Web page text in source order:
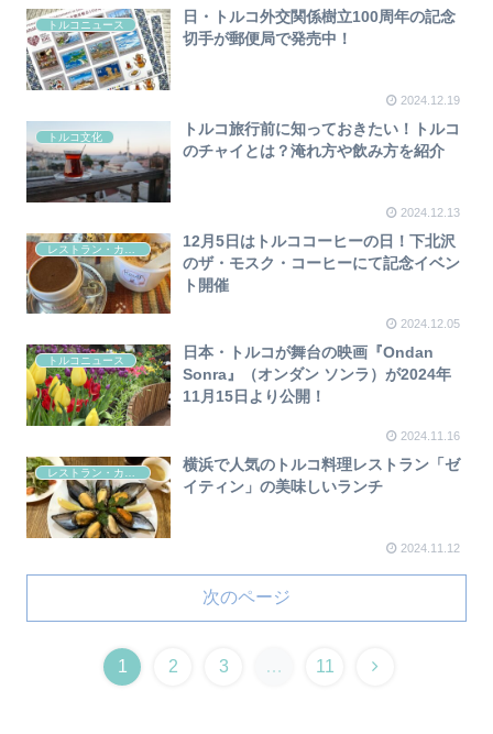
トルコニュース
日・トルコ外交関係樹立100周年の記念
切手が郵便局で発売中！
2024.12.19
トルコ文化
トルコ旅行前に知っておきたい！トルコ
のチャイとは？淹れ方や飲み方を紹介
2024.12.13
12月5日はトルココーヒーの日！下北沢
のザ・モスク・コーヒーにて記念イベン
ト開催
2024.12.05
トルコニュース
日本・トルコが舞台の映画『Ondan
Sonra』（オンダン ソンラ）が2024年
11月15日より公開！
2024.11.16
横浜で人気のトルコ料理レストラン「ゼ
イティン」の美味しいランチ
2024.11.12
次のページ
1 2 3 … 11